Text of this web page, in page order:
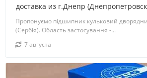
доставка из г.Днепр
Пропонуємо підшипник кульковий
(Сербія). Область застосування -...
7 августа